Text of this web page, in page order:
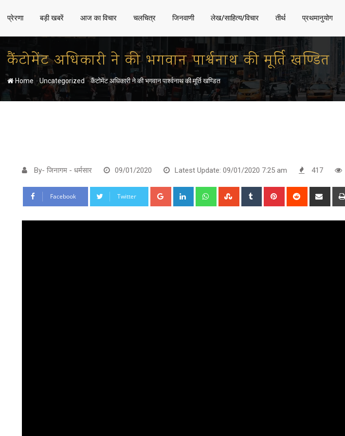
प्रेरणा बड़ी खबरें आज का विचार चलचित्र जिनवाणी लेख/साहित्य/विचार तीर्थ प्रथमानुयोग
कैंटोमेंट अधिकारी ने की भगवान पार्श्वनाथ की मूर्ति खण्डित
Home -Uncategorized-कैंटोमेंट अधिकारी ने की भगवान पार्श्वनाथ की मूर्ति खण्डित
By- जिनागम - धर्मसार 09/01/2020 Latest Update: 09/01/2020 7:25 am 417
Facebook Twitter Google+ LinkedIn WhatsappStumbleUpon
Tumblr Pinterest Reddit
Share